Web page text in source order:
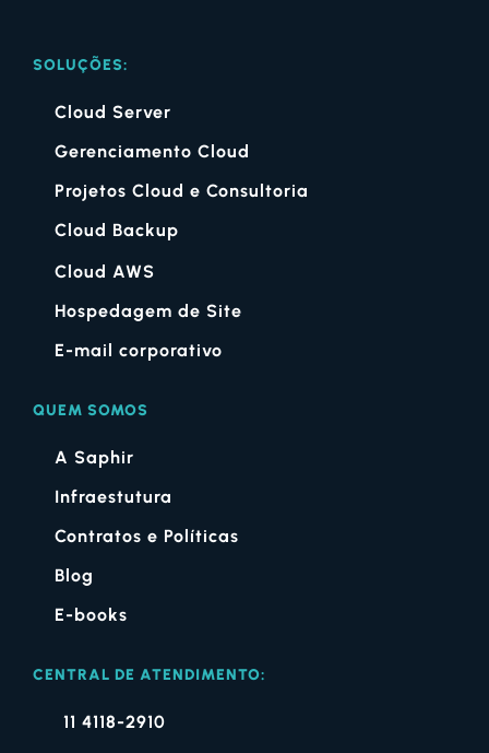
SOLUÇÕES:
Cloud Server
Gerenciamento Cloud
Projetos Cloud e Consultoria
Cloud Backup
Cloud AWS
Hospedagem de Site
E-mail corporativo
QUEM SOMOS
A Saphir
Infraestutura
Contratos e Políticas
Blog
E-books
CENTRAL DE ATENDIMENTO:
11 4118-2910